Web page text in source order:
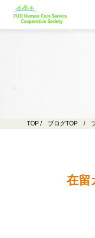
TOP/ ブログTOP/ ブ
在留